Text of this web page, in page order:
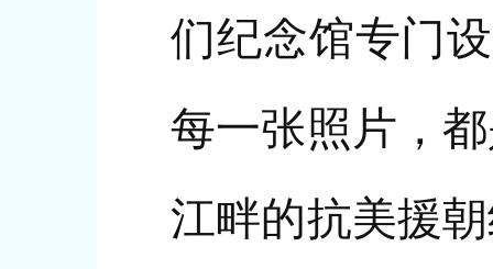
们纪念馆专门
每一张照片，
江畔的抗美援